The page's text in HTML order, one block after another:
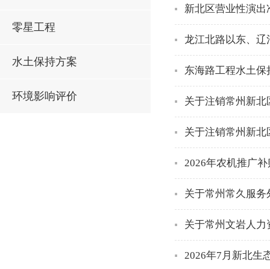
零星工程
水土保持方案
环境影响评价
新北区营业性演
龙江北路以东、
东海路工程水土
关于注销常州新
关于注销常州新
2026年农机推广
关于常州常久服
关于常州文岩人
2026年7月新北生